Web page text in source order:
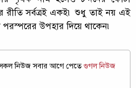
রীতি সর্বত্রই একই৷ শুধু তাই নয় এই
পরস্পরের উপহার দিয়ে থাকেন৷
নিউজ সবার আগে পেতেগুগল নিউজ